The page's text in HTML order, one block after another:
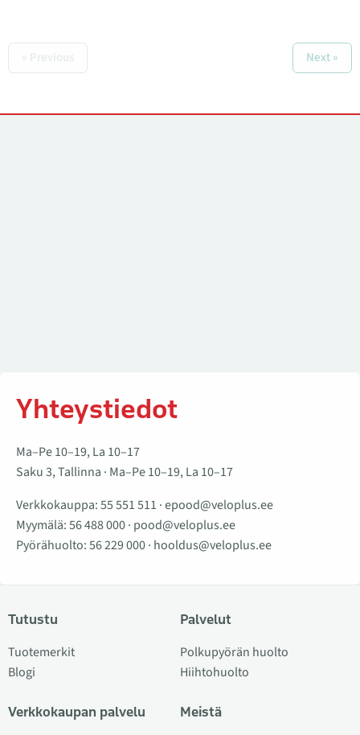
« Previous Next »
Yhteystiedot
Ma–Pe 10–19, La 10–17
Saku 3, Tallinna · Ma–Pe 10–19, La 10–17
Verkkokauppa:55 551 511 ·epood@veloplus.ee
Myymälä:56 488 000· pood@veloplus.ee
Pyörähuolto:56 229 000· hooldus@veloplus.ee
Tutustu
Tuotemerkit
Blogi
Verkkokaupan palvelu
Palvelut
Polkupyörän huolto
Hiihtohuolto
Meistä